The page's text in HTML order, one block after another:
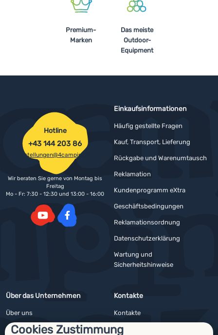
Cookies Zustimmung
Premium-
Marken
Das meiste
Outdoor-
Equipment
Einkaufsinformationen
Häufig gestellte Fragen
Kauf, Transport, Lieferung
Rückgabe und Warenumtausch
Reklamation
Kundenprogramm eXtra
Geschäftsbedingungen
Reklamationsordnung
Datenschutzerklärung
Wartung und
Sicherheitshinweise
Über das Unternehmen
Über uns
Impressum
Kontakte
Kontakte
Angebote für Firmen und Vereine
Hotline
+43 144 203 86
bestellungen@4camping.at
Wir beraten Sie gerne von Montag bis
Freitag
Mo - Fr: 7:30 - 12:30 und 13:00 - 16:00